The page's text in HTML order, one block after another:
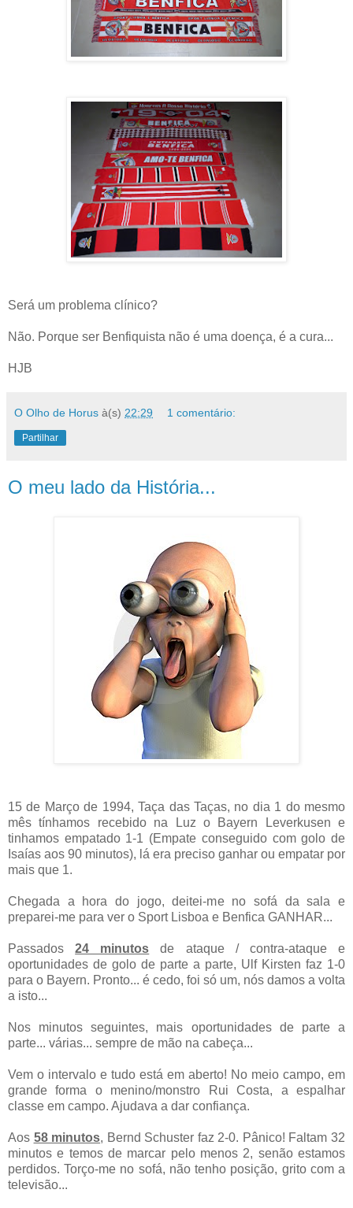
Será um problema clínico?
Não. Porque ser Benfiquista não é uma doença, é a cura...
HJB
O Olho de Horus à(s) 22:29 1 comentário:
Partilhar
O meu lado da História...
15 de Março de 1994, Taça das Taças, no dia 1 do mesmo
mês tínhamos recebido na Luz o Bayern Leverkusen e
tinhamos empatado 1-1 (Empate conseguido com golo de
Isaías aos 90 minutos), lá era preciso ganhar ou empatar por
mais que 1.
Chegada a hora do jogo, deitei-me no sofá da sala e
preparei-me para ver o Sport Lisboa e Benfica GANHAR...
Passados24 minutos de ataque / contra-ataque e
oportunidades de golo de parte a parte, Ulf Kirsten faz 1-0
para o Bayern. Pronto... é cedo, foi só um, nós damos a volta
a isto...
Nos minutos seguintes, mais oportunidades de parte a
parte... várias... sempre de mão na cabeça...
Vem o intervalo e tudo está em aberto! No meio campo, em
grande forma o menino/monstro Rui Costa, a espalhar
classe em campo. Ajudava a dar confiança.
Aos 58 minutos, Bernd Schuster faz 2-0. Pânico! Faltam 32
minutos e temos de marcar pelo menos 2, senão estamos
perdidos. Torço-me no sofá, não tenho posição, grito com a
televisão...